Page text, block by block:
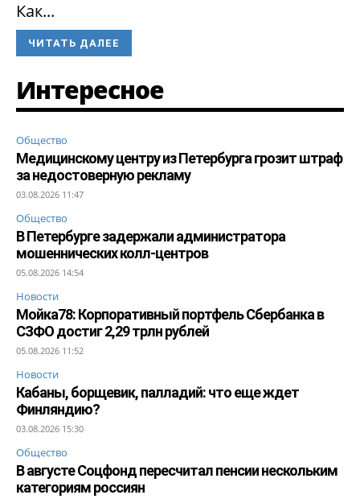
Как...
ЧИТАТЬ ДАЛЕЕ
Интересное
Общество
Медицинскому центру из Петербурга грозит штраф
за недостоверную рекламу
03.08.2026 11:47
Общество
В Петербурге задержали администратора
мошеннических колл-центров
05.08.2026 14:54
Новости
Мойка78: Корпоративный портфель Сбербанка в
СЗФО достиг 2,29 трлн рублей
05.08.2026 11:52
Новости
Кабаны, борщевик, палладий: что еще ждет
Финляндию?
03.08.2026 15:30
Общество
В августе Соцфонд пересчитал пенсии нескольким
категориям россиян